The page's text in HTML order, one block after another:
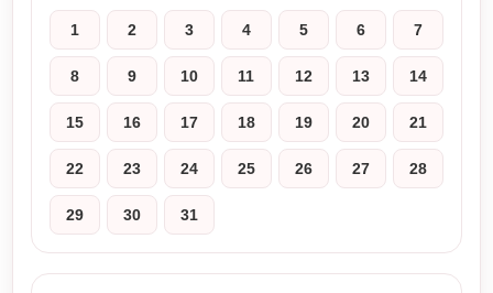
1 2 3 4 5 6 7
8 9 10 11 12 13 14
15 16 17 18 19 20 21
22 23 24 25 26 27 28
29 30 31